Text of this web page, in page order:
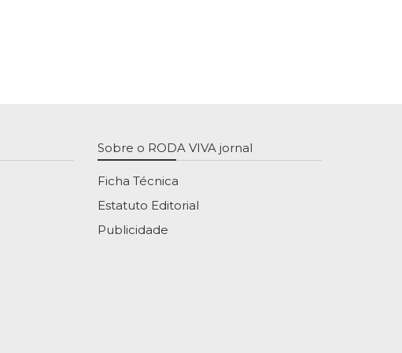
Sobre o RODA VIVA jornal
Ficha Técnica
Estatuto Editorial
Publicidade